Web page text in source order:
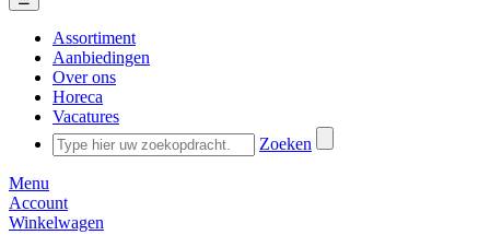
Assortiment
Aanbiedingen
Over ons
Horeca
Vacatures
Zoeken
Menu
Account
Winkelwagen